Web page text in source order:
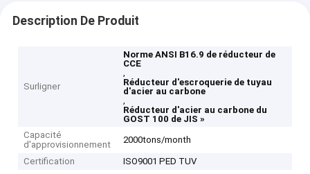
Description De Produit
Surligner
Norme ANSI B16.9 de réducteur de
CCE
,
Réducteur d'escroquerie de tuyau
d'acier au carbone
,
Réducteur d'acier au carbone du
GOST 100 de JIS »
Capacité
d'approvisionnement
2000tons/month
Certification
ISO9001 PED TUV